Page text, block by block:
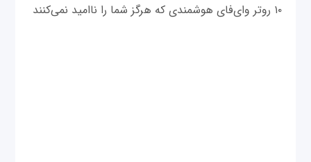
۱۰ روتر وای‌فای هوشمندی که هرگز شما را ناامید نمی‌کنند